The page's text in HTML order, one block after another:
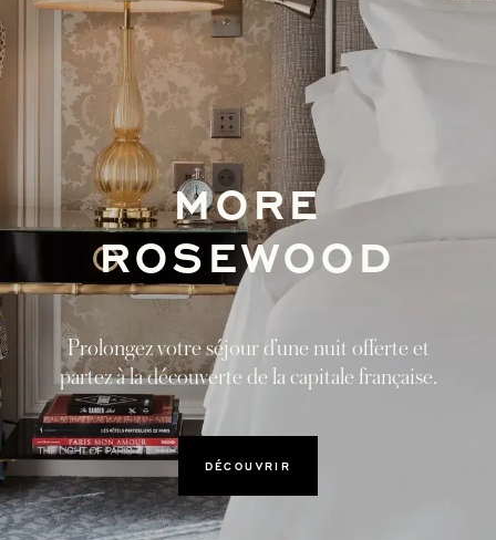
MORE
ROSEWOOD
Prolongez votre séjour d’une nuit offerte et
partez à la découverte de la capitale française.
DÉCOUVRIR